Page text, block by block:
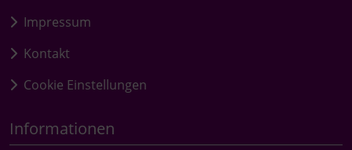
Impressum
Kontakt
Cookie Einstellungen
Informationen